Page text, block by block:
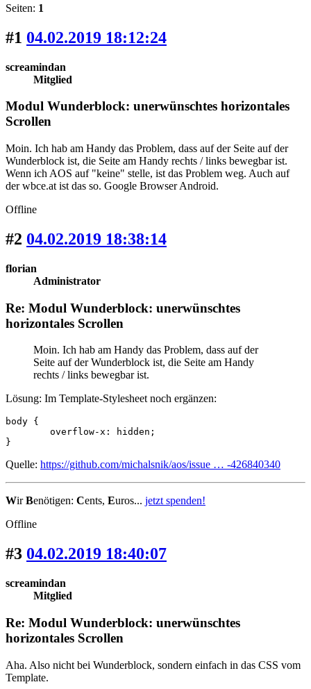
Seiten: 1
#1 04.02.2019 18:12:24
screamindan
Mitglied
Modul Wunderblock: unerwünschtes horizontales
Scrollen
Moin. Ich hab am Handy das Problem, dass auf der Seite auf der
Wunderblock ist, die Seite am Handy rechts / links bewegbar ist.
Wenn ich AOS auf "keine" stelle, ist das Problem weg. Auch auf
der wbce.at ist das so. Google Browser Android.
Offline
#2 04.02.2019 18:38:14
florian
Administrator
Re: Modul Wunderblock: unerwünschtes
horizontales Scrollen
Moin. Ich hab am Handy das Problem, dass auf der
Seite auf der Wunderblock ist, die Seite am Handy
rechts / links bewegbar ist.
Lösung: Im Template-Stylesheet noch ergänzen:
body {
}
Quelle: https://github.com/michalsnik/aos/issue … -426840340
WirBenötigen: Cents, Euros... jetzt spenden!
Offline
#3 04.02.2019 18:40:07
screamindan
Mitglied
Re: Modul Wunderblock: unerwünschtes
horizontales Scrollen
Aha. Also nicht bei Wunderblock, sondern einfach in das CSS vom
Template.